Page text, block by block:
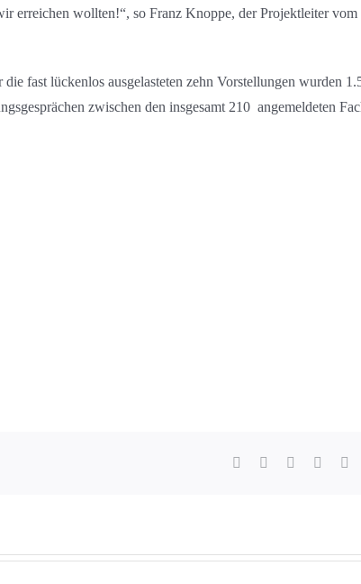
erreichen wollten!“, so Franz Knoppe, der Projektleiter vom
fast lückenlos ausgelasteten zehn Vorstellungen wurden
zwischen den insgesamt 210 angemeldeten
Facebook
TwitterReddit